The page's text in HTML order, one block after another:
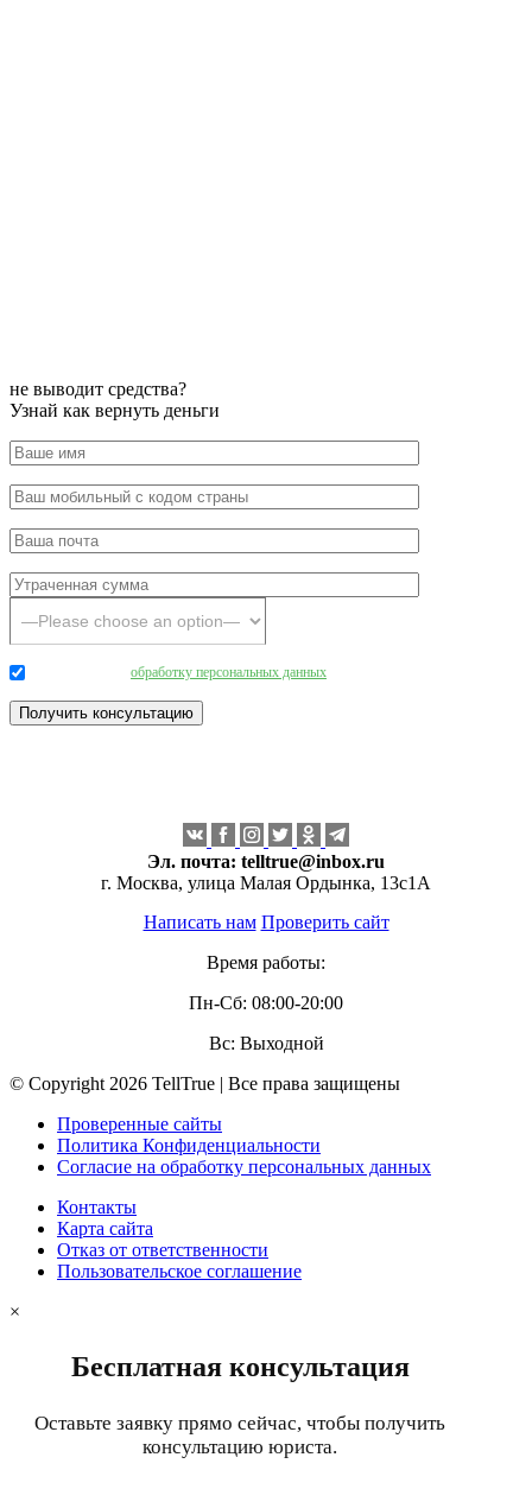
не выводит средства?
Узнай как вернуть деньги
обработку персональных данных
Эл. почта: telltrue@inbox.ru
г. Москва, улица Малая Ордынка, 13с1А
Написать нам Проверить сайт
Время работы:
Пн-Сб: 08:00-20:00
Вс: Выходной
© Copyright 2026 TellTrue | Все права защищены
Проверенные сайты
Политика Конфиденциальности
Согласие на обработку персональных данных
Контакты
Карта сайта
Отказ от ответственности
Пользовательское соглашение
×
Бесплатная консультация
Оставьте заявку прямо сейчас, чтобы получить
консультацию юриста.